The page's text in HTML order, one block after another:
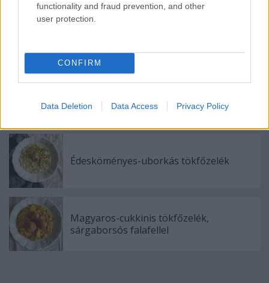
functionality and fraud prevention, and other
user protection.
CONFIRM
Data Deletion Data Access Privacy Policy
Édesköményes-uborkás tökfőzelék
Magyaros-cukkinis tökfőzelék,
sárgaborsós falafellel